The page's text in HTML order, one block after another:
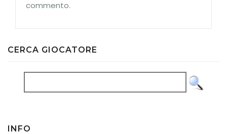
commento.
CERCA GIOCATORE
INFO